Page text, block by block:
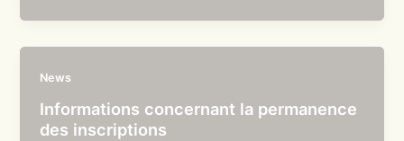
News
Informations concernant la permanence
des inscriptions